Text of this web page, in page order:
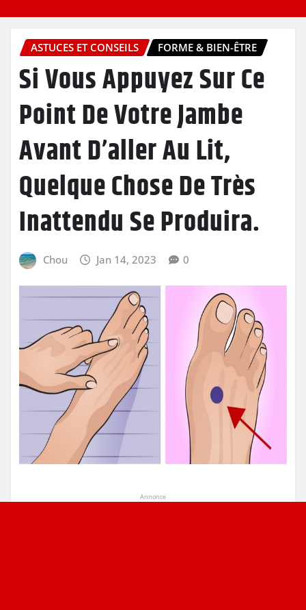
ASTUCES ET CONSEILS FORME & BIEN-ÊTRE
Si Vous Appuyez Sur Ce
Point De Votre Jambe
Avant D’aller Au Lit,
Quelque Chose De Très
Inattendu Se Produira.
Chou Jan 14, 2023 0
Annonce